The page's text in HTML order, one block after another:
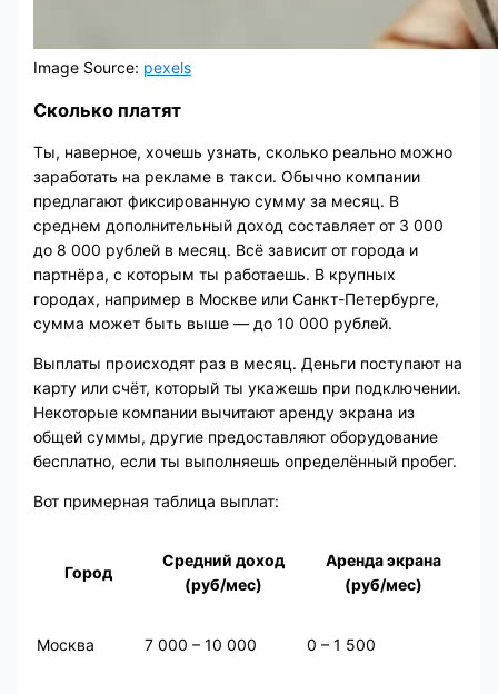
Image Source: pexels
Сколько платят
Ты, наверное, хочешь узнать, сколько реально можно
заработать на рекламе в такси. Обычно компании
предлагают фиксированную сумму за месяц. В
среднем дополнительный доход составляет от 3 000
до 8 000 рублей в месяц. Всё зависит от города и
партнёра, с которым ты работаешь. В крупных
городах, например в Москве или Санкт-Петербурге,
сумма может быть выше — до 10 000 рублей.
Выплаты происходят раз в месяц. Деньги поступают на
карту или счёт, который ты укажешь при подключении.
Некоторые компании вычитают аренду экрана из
общей суммы, другие предоставляют оборудование
бесплатно, если ты выполняешь определённый пробег.
Вот примерная таблица выплат:
Город
Средний доход
(руб/мес)
Аренда экрана
(руб/мес)
Москва 7 000 – 10 000 0 – 1 500